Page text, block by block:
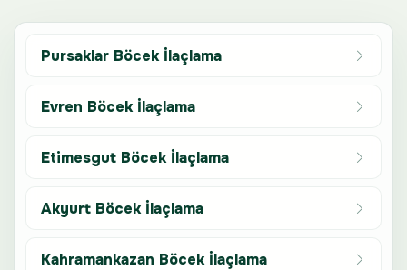
Pursaklar Böcek İlaçlama
Evren Böcek İlaçlama
Etimesgut Böcek İlaçlama
Akyurt Böcek İlaçlama
Kahramankazan Böcek İlaçlama